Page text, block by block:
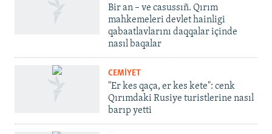
Bir an – ve casussıñ. Qırım
mahkemeleri devlet hainligi
qabaatlavlarını daqqalar içinde
nasıl baqalar
CEMİYET
"Er kes qaça, er kes kete": cenk
Qırımdaki Rusiye turistlerine nasıl
barıp yetti